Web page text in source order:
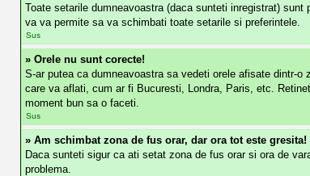
Toate setarile dumneavoastra (daca sunteti inregistrat)
va va permite sa va schimbati toate setarile si preferintele.
Sus
» Orele nu sunt corecte!
S-ar putea ca dumneavoastra sa vedeti orele afisate dintr-
care va aflati, cum ar fi Bucuresti, Londra, Paris, etc.
moment bun sa o faceti.
Sus
» Am schimbat zona de fus orar, dar ora tot este gresita!
Daca sunteti sigur ca ati setat zona de fus orar si ora de
problema.